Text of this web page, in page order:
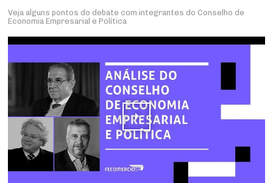
Veja alguns pontos do debate com integrantes do Conselho de
Economia Empresarial e Política